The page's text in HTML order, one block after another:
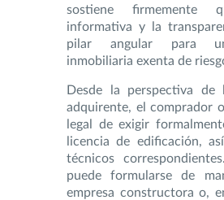
sostiene firmemente
informativa y la
pilar angular para
inmobiliaria exenta de
Desde la perspectiva de
adquirente, el comprador
legal de exigir
licencia de edificación,
técnicos
puede formularse de
empresa constructora o,